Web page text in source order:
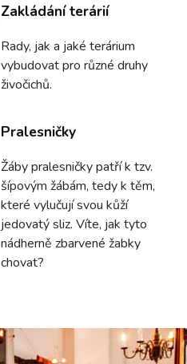
Zakládání terárií
Rady, jak a jaké terárium
vybudovat pro různé druhy
živočichů.
Pralesničky
Žáby pralesničky patří k tzv.
šípovým žábám, tedy k těm,
které vylučují svou kůží
jedovatý sliz. Víte, jak tyto
nádherně zbarvené žabky
chovat?